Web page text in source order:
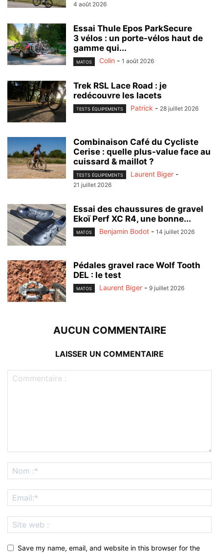
4 août 2026
Essai Thule Epos ParkSecure
3 vélos : un porte-vélos haut de
gamme qui...
MATOS Colin - 1 août 2026
Trek RSL Lace Road : je
redécouvre les lacets
TESTS ÉQUIPEMENTS Patrick - 28 juillet 2026
Combinaison Café du Cycliste
Cerise : quelle plus-value face au
cuissard & maillot ?
TESTS ÉQUIPEMENTS Laurent Biger -
21 juillet 2026
Essai des chaussures de gravel
Ekoï Perf XC R4, une bonne...
MATOS Benjamin Bodot - 14 juillet 2026
Pédales gravel race Wolf Tooth
DEL : le test
MATOS Laurent Biger - 9 juillet 2026
AUCUN COMMENTAIRE
LAISSER UN COMMENTAIRE
Save my name, email, and website in this browser for the